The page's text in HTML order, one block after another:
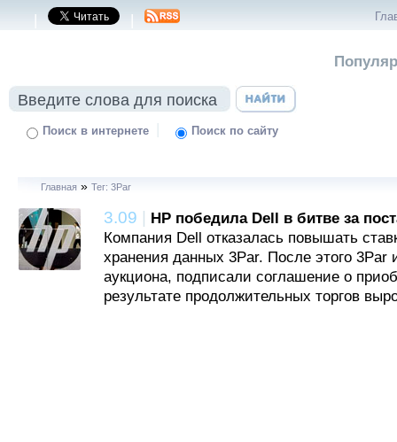
| |
Поиск в интернете | Поиск по сайту
Главная » Тег: 3Par
3.09
HP победила Dell в битве за
Компания Dell отказалась повышать
хранения данных 3Par. После этого 3Par
аукциона, подписали соглашение о
результате продолжительных торгов